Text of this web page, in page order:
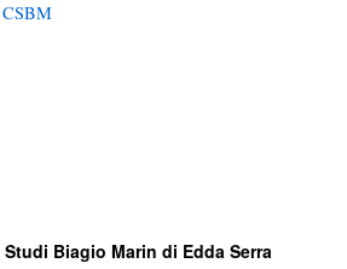
CSBM
Biagio Marin di Edda Serra